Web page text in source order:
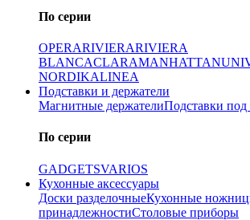
По серии
OPERARIVIERARIVIERA
BLANCACLARAMANHATTAN
NORDIKALINEA
Подставки и держатели
Магнитные держателиПодставки
По серии
GADGETSVARIOS
Кухонные аксессуары
Доски разделочныеКухонные
принадлежностиСтоловые приборы